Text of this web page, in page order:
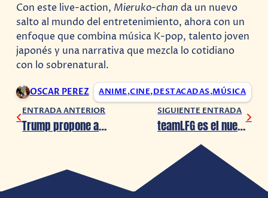
Con este live-action, Mieruko-chan da un nuevo
salto al mundo del entretenimiento, ahora con un
enfoque que combina música K-pop, talento joven
japonés y una narrativa que mezcla lo cotidiano
con lo sobrenatural.
OSCAR PEREZ ANIME,CINE,DESTACADAS,MÚSICA
ENTRADA ANTERIOR
Trump propone aranceles del 100% al anime por razones de seguridad nacional
SIGUIENTE ENTRADA
teamLFG es el nuevo estudio de PlayStation Studios